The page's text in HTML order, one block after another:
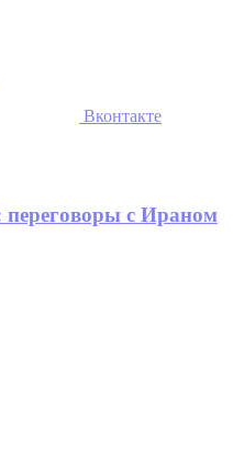
Вконтакте
с Ираном